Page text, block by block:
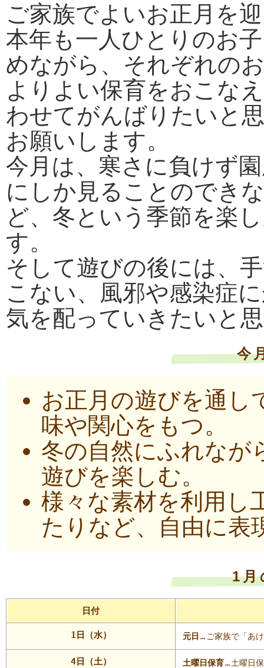
ご家族でよいお正月を
本年も一人ひとりのお
めながら、それぞれの
よりよい保育をおこな
わせてがんばりたいと
お願いします。
今月は、寒さに負けず
にしか見ることのでき
ど、冬という季節を楽
す。
そして遊びの後には、
こない、風邪や感染症
気を配っていきたいと
今
お正月の遊びを通し
味や関心をもつ。
冬の自然にふれなが
遊びを楽しむ。
様々な素材を利用し
たりなど、自由に表
1月
日付
1日（水） 元日 … ご家族で「あ
4日（土） 土曜日保育…土曜日